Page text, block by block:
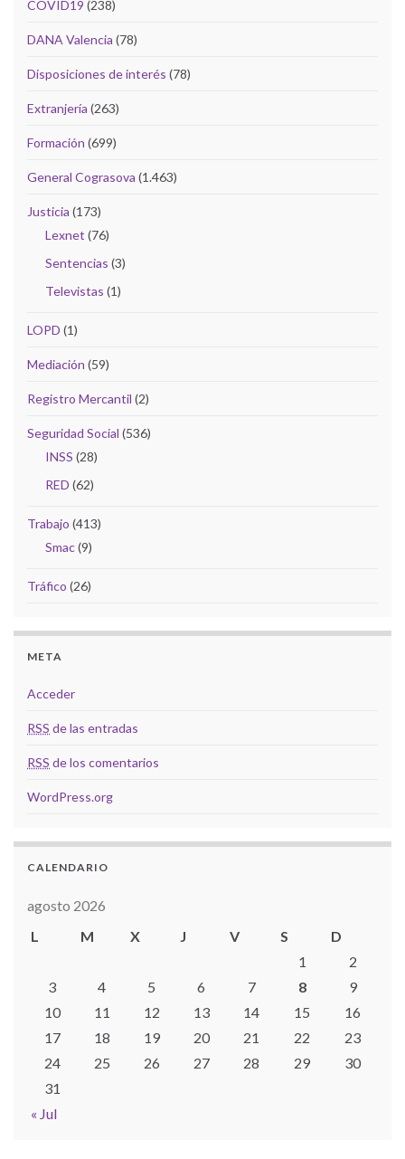
COVID19 (238)
DANA Valencia (78)
Disposiciones de interés (78)
Extranjería (263)
Formación (699)
General Cograsova (1.463)
Justicia (173)
Lexnet (76)
Sentencias (3)
Televistas (1)
LOPD (1)
Mediación (59)
Registro Mercantil (2)
Seguridad Social (536)
INSS (28)
RED (62)
Trabajo (413)
Smac(9)
Tráfico (26)
META
Acceder
RSS de las entradas
RSS de los comentarios
WordPress.org
CALENDARIO
agosto 2026
L
M X J V S D
« Jul
1
2
3
4 5 6 7 8
9
10
11 12 13 14 15
16
17
18 19 20 21 22
23
24
25 26 27 28 29
30
31